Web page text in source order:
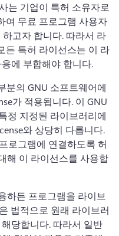
는 기업이 특허 소유자로
여 무료 프로그램 사용자
고자 합니다. 따라서 라
든 특허 라이선스는 이 라
에 부합해야 합니다.
분의 GNU 소프트웨어에
가 적용됩니다. 이 GNU
정 지정된 라이브러리에
적용되며, 일반 General Public License와 상당히 다릅니다.
로그램에 연결하도록 허
해 이 라이선스를 사용합
하든 프로그램을 라이브
법적으로 원래 라이브러
당합니다. 따라서 일반